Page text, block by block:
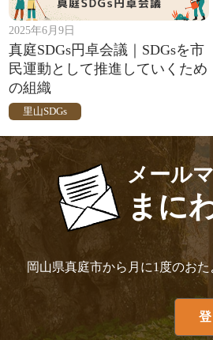
2025年6月9日
真庭SDGs円卓会議｜SDGsを市
民運動として推進していくため
の組織
里山SDGs
メール
まに
岡山県真庭市から月に1度のお